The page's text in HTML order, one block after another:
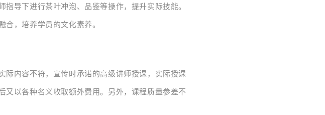
导下进行茶叶冲泡、品鉴等操作，提升实际技能。
，培养学员的文化素养。
内容不符，宣传时承诺的高级讲师授课，实际授课
又以各种名义收取额外费用。另外，课程质量参差不